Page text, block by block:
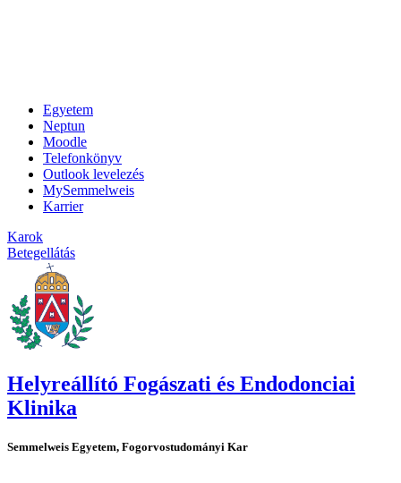
Egyetem
Neptun
Moodle
Telefonkönyv
Outlook levelezés
MySemmelweis
Karrier
Karok
Betegellátás
Helyreállító Fogászati és Endodonciai
Klinika
Semmelweis Egyetem, Fogorvostudományi Kar